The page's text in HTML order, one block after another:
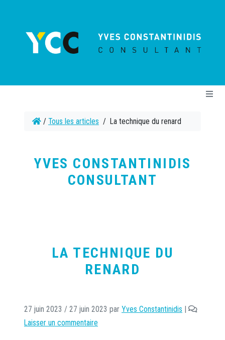
/ Tous les articles / La technique du renard
YVES CONSTANTINIDIS
CONSULTANT
LA TECHNIQUE DU
RENARD
27 juin 2023 / 27 juin 2023 par Yves Constantinidis |
Laisser un commentaire